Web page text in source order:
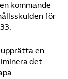
kommande
för
en
det